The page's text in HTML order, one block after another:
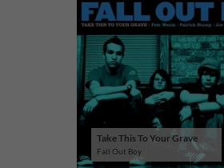
Take This To Your Grave
Fall Out Boy